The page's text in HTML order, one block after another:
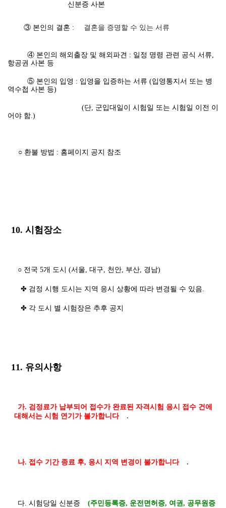
신분증 사본
③ 본인의 결혼 : 결혼을 증명할 수 있는 서류
④ 본인의 해외출장 및 해외파견 : 일정 명령 관련 공식 서류,
항공권 사본 등
⑤ 본인의 입영 : 입영을 입증하는 서류 (입영통지서 또는 병
역수첩 사본 등)
(단, 군입대일이 시험일 또는 시험일 이전 이
어야 함.)
○ 환불 방법 : 홈페이지 공지 참조
10. 시험장소
○ 전국 5개 도시 (서울, 대구, 천안, 부산, 경남)
✤ 검정 시행 도시는 지역 응시 상황에 따라 변경될 수 있음.
✤ 각 도시 별 시험장은 추후 공지
11. 유의사항
가. 검정료가 납부되어 접수가 완료된 자격시험 응시 접수 건에
대해서는 시험 연기가 불가합니다
.
나. 접수 기간 종료 후, 응시 지역 변경이 불가합니다 .
다. 시험당일 신분증
(주민등록증, 운전면허증, 여권, 공무원증